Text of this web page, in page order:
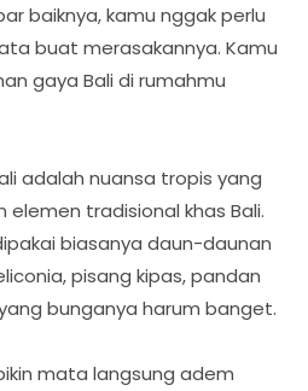
baiknya, kamu nggak perlu
buat merasakannya. Kamu
gaya Bali di rumahmu
adalah nuansa tropis yang
elemen tradisional khas Bali.
biasanya daun-daunan
pisang kipas, pandan
bunganya harum banget.
mata langsung adem